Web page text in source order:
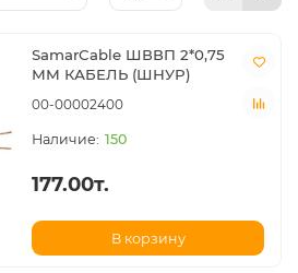
SamarCable ШВВП 2*0,75
ММ КАБЕЛЬ (ШНУР)
00-00002400
150
177.00т.
В корзину